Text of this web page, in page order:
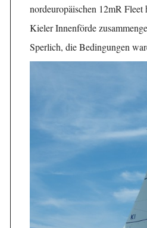
nordeuropäischen 12mR
Kieler Innenförde
Sperlich, die Bedingungen